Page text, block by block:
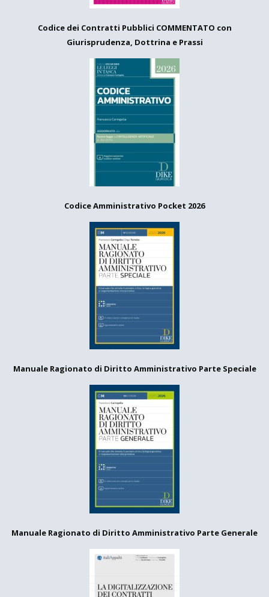
Codice dei Contratti Pubblici COMMENTATO con
Giurisprudenza, Dottrina e Prassi
Codice Amministrativo Pocket 2026
Manuale Ragionato di Diritto Amministrativo Parte Speciale
Manuale Ragionato di Diritto Amministrativo Parte Generale